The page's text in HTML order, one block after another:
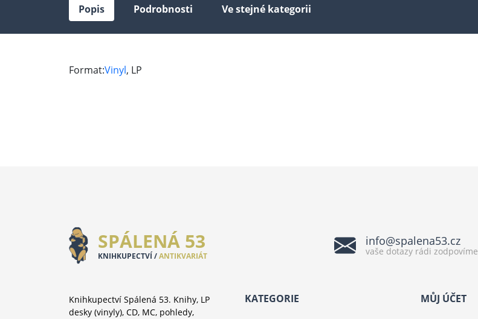
Popis Podrobnosti Ve stejné kategorii
Format:Vinyl, LP
SPÁLENÁ 53
KNIHKUPECTVÍ /ANTIKVARIÁT
info@spalena53.cz
vaše dotazy rádi zodpovíme
Knihkupectví Spálená 53. Knihy, LP
desky (vinyly), CD, MC, pohledy,
KATEGORIE MŮJ ÚČET